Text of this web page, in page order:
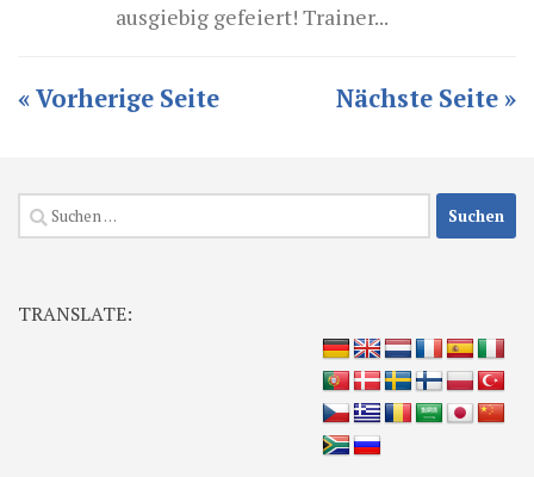
ausgiebig gefeiert! Trainer...
« Vorherige Seite Nächste Seite »
Suchen
nach:
TRANSLATE: